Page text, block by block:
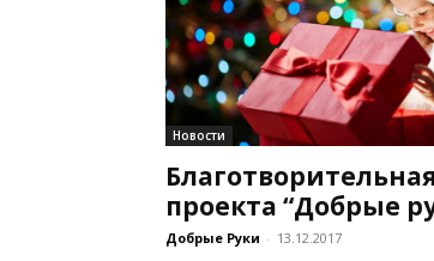
Новости
проекта “Добрые
Добрые Руки - 13.12.2017